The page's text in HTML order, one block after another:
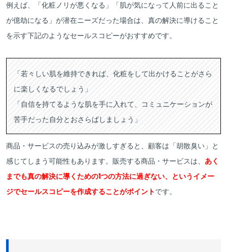
例えば、「化粧ノリが悪くなる」「肌が気になって人前に出ること
が億劫になる」が潜在ニーズだった場合は、真の解決に導けること
を示す下記のようなセールスコピーがおすすめです。
「若々しい肌を維持できれば、化粧をして出かけることがさら
に楽しくなるでしょう」
「自信を持てるような肌を手に入れて、コミュニケーションが
苦手だった自分とおさらばしましょう」
商品・サービスの売り込みが激しすぎると、顧客は「胡散臭い」と
感じてしまう可能性もあります。販売する商品・サービスは、 あく
までも真の解決に導くための1つの方法に過ぎない、というイメー
ジでセールスコピーを作成することがポイントです。